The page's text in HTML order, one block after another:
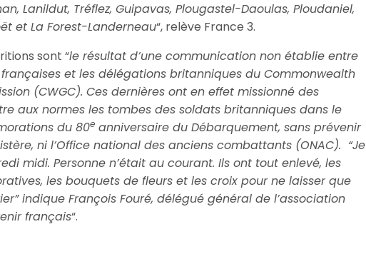
Lanildut, Tréflez, Guipavas, Plougastel-Daoulas, Ploudaniel,
et La Forest-Landerneau“, relève France 3.
sont “le résultat d’une communication non établie entre
et les délégations britanniques du Commonwealth
(CWGC). Ces dernières ont en effet missionné des
aux normes les tombes des soldats britanniques dans le
du 80e anniversaire du Débarquement, sans prévenir
ni l’Office national des anciens combattants (ONAC). “Je
midi. Personne n’était au courant. Ils ont tout enlevé, les
les bouquets de fleurs et les croix pour ne laisser que
indique François Fouré, délégué général de l’association
français“.